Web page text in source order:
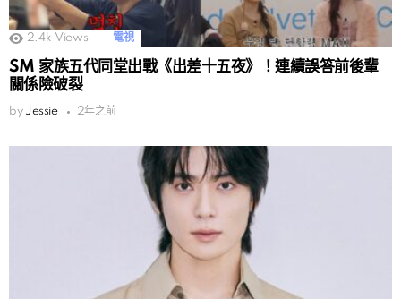
2.4k Views 電視
SM 家族五代同堂出戰《出差十五夜》！連續誤答前後輩
關係險破裂
by Jessie 2年之前